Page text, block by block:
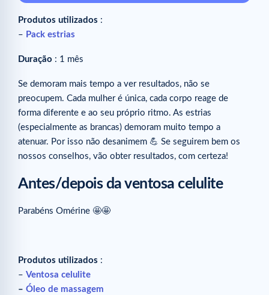
Produtos utilizados :
– Pack estrias
Duração : 1 mês
Se demoram mais tempo a ver resultados, não se
preocupem. Cada mulher é única, cada corpo reage de
forma diferente e ao seu próprio ritmo. As estrias
(especialmente as brancas) demoram muito tempo a
atenuar. Por isso não desanimem 💪 Se seguirem bem os
nossos conselhos, vão obter resultados, com certeza! ⁠
Antes/depois da ventosa celulite
Parabéns Omérine 🤩🤩⁠
Produtos utilizados :
– Ventosa celulite
– Óleo de massagem